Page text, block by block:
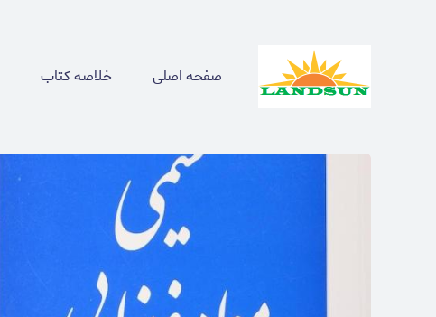
صفحه اصلی خلاصه کتاب